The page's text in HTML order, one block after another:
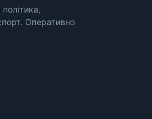
Оперативно